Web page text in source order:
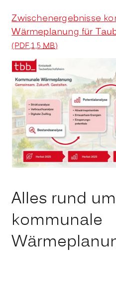
Zwischenergebnisse
Wärmeplanung für
(PDF,1,5MB)
Alles rund
kommunale